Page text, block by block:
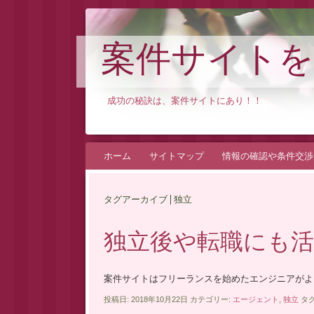
案件サイト
成功の秘訣は、案件サイトにあり！！
ホーム サイトマップ 情報の確認や条件交
タグアーカイブ | 独立
独立後や転職にも
案件サイトはフリーランスを始めたエンジニアが
投稿日: 2018年10月22日 カテゴリー: エージェント 独立 タ